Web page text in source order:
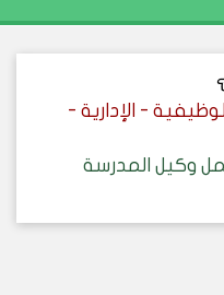
- الإدارية -
وكيل المدرسة